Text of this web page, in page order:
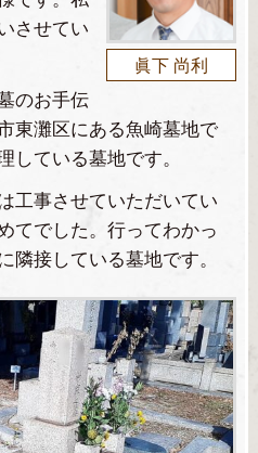
眞下 尚利
させてい
のお手伝
東灘区にある魚崎墓地で
している墓地です。
工事させていただいてい
てでした。行ってわかっ
隣接している墓地です。